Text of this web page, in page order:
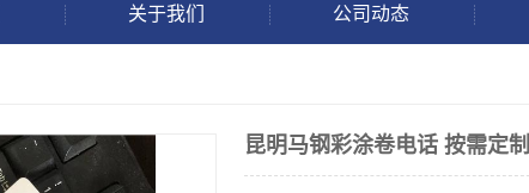
关于我们 公司动态
昆明马钢彩涂卷电话 按需定制